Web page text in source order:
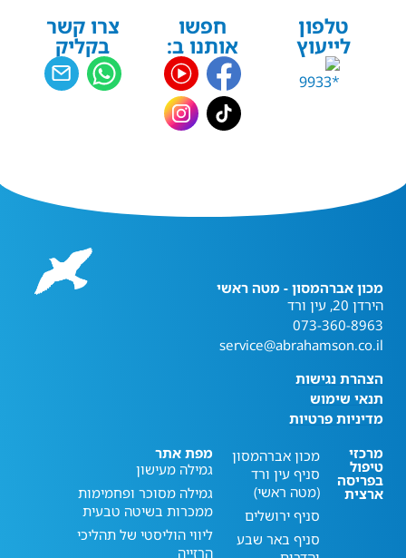
טלפון
לייעוץ
חפשו
אותנו ב:
צרו קשר
בקליק
מכון אברהמסון - מטה ראשי
הירדן 20, עין ורד
073-360-8963
service@abrahamson.co.il
הצהרת נגישות
תנאי שימוש
מדיניות פרטיות
מרכזי
טיפול
בפריסה
ארצית
מכון אברהמסון
סניף עין ורד
(מטה ראשי)
סניף ירושלים
סניף באר שבע
מפת אתר
גמילה מעישון
גמילה מסוכר ופחמימות
ממכרות בשיטה טבעית
ליווי הוליסטי של תהליכי
הרזייה